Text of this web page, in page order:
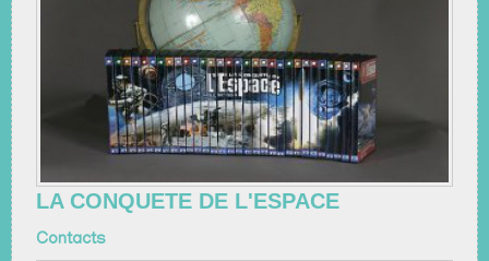
LA CONQUETE DE L'ESPACE
Contacts